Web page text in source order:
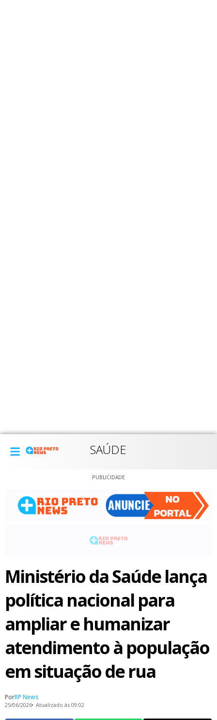
SAÚDE
PUBLICIDADE
Ministério da Saúde lança
política nacional para
ampliar e humanizar
atendimento à população
em situação de rua
PorRP News
25/06/2026 Atualizado às 09:02